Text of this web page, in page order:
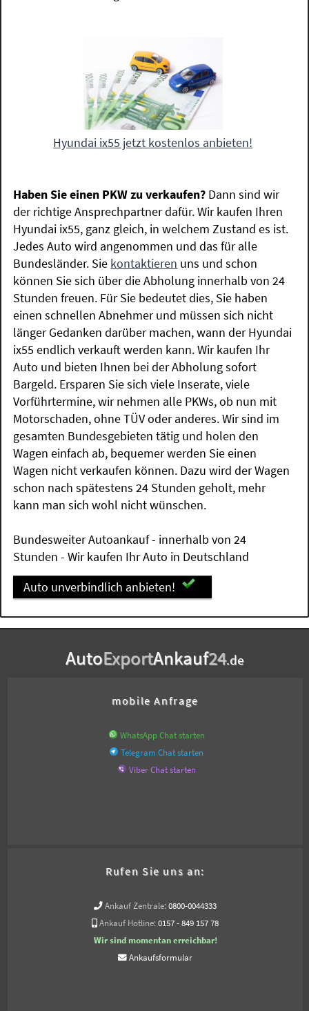
Hyundai ix55 jetzt kostenlos anbieten!
Haben Sie einen PKW zu verkaufen? Dann sind wir
der richtige Ansprechpartner dafür. Wir kaufen Ihren
Hyundai ix55, ganz gleich, in welchem Zustand es ist.
Jedes Auto wird angenommen und das für alle
Bundesländer. Sie kontaktieren uns und schon
können Sie sich über die Abholung innerhalb von 24
Stunden freuen. Für Sie bedeutet dies, Sie haben
einen schnellen Abnehmer und müssen sich nicht
länger Gedanken darüber machen, wann der Hyundai
ix55 endlich verkauft werden kann. Wir kaufen Ihr
Auto und bieten Ihnen bei der Abholung sofort
Bargeld. Ersparen Sie sich viele Inserate, viele
Vorführtermine, wir nehmen alle PKWs, ob nun mit
Motorschaden, ohne TÜV oder anderes. Wir sind im
gesamten Bundesgebieten tätig und holen den
Wagen einfach ab, bequemer werden Sie einen
Wagen nicht verkaufen können. Dazu wird der Wagen
schon nach spätestens 24 Stunden geholt, mehr
kann man sich wohl nicht wünschen.
Bundesweiter Autoankauf - innerhalb von 24
Stunden - Wir kaufen Ihr Auto in Deutschland
Auto unverbindlich anbieten!
AutoExportAnkauf24.de
mobile Anfrage
WhatsApp Chat starten
Telegram Chat starten
Viber Chat starten
Rufen Sie uns an:
Ankauf Zentrale: 0800-0044333
Ankauf Hotline: 0157 - 849 157 78
Wir sind momentan erreichbar!
Ankaufsformular